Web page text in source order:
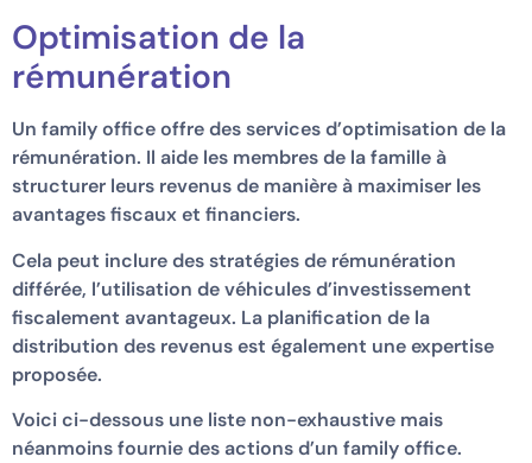
Optimisation de la
rémunération
Un family office offre des services d’optimisation de la
rémunération. Il aide les membres de la famille à
structurer leurs revenus de manière à maximiser les
avantages fiscaux et financiers.
Cela peut inclure des stratégies de rémunération
différée, l’utilisation de véhicules d’investissement
fiscalement avantageux. La planification de la
distribution des revenus est également une expertise
proposée.
Voici ci-dessous une liste non-exhaustive mais
néanmoins fournie des actions d’un family office.